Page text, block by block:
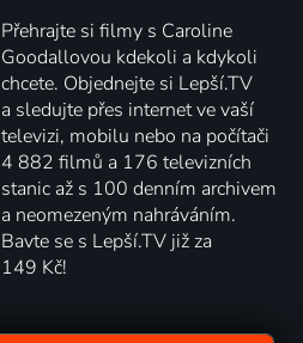
Přehrajte si filmy s Caroline
Goodallovou kdekoli a kdykoli
chcete. Objednejte si Lepší.TV
a sledujte přes internet ve vaší
televizi, mobilu nebo na počítači
4 882 filmů a 176 televizních
stanic až s 100 denním archivem
a neomezeným nahráváním.
Bavte se s Lepší.TV již za
149 Kč!